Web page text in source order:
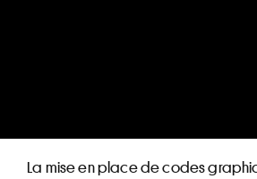
La mise en place de codes